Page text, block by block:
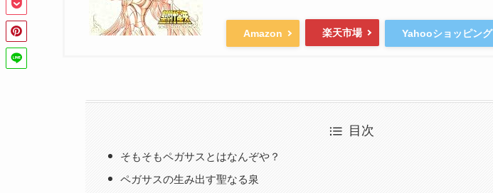
Amazon 楽天市場 Yahooショッピング
目次
そもそもペガサスとはなんぞや？
ペガサスの生み出す聖なる泉